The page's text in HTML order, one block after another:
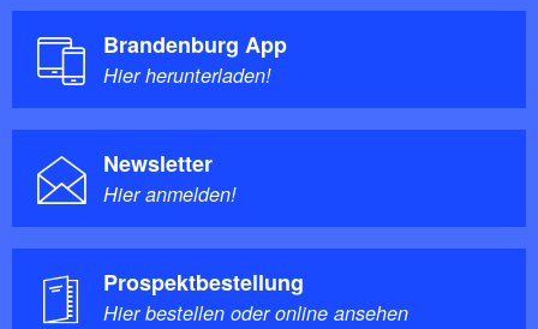
Brandenburg App
Hier herunterladen!
Newsletter
Hier anmelden!
Prospektbestellung
Hier bestellen oder online ansehen